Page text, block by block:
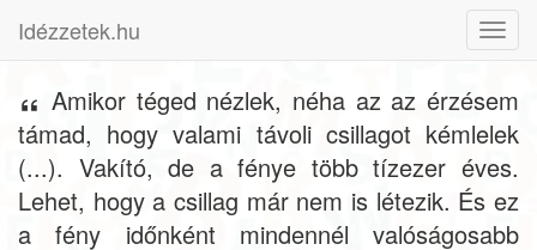
Idézzetek.hu
Amikor téged nézlek, néha az az érzésem
támad, hogy valami távoli csillagot kémlelek
(...). Vakító, de a fénye több tízezer éves.
Lehet, hogy a csillag már nem is létezik. És ez
a fény időnként mindennél valóságosabb